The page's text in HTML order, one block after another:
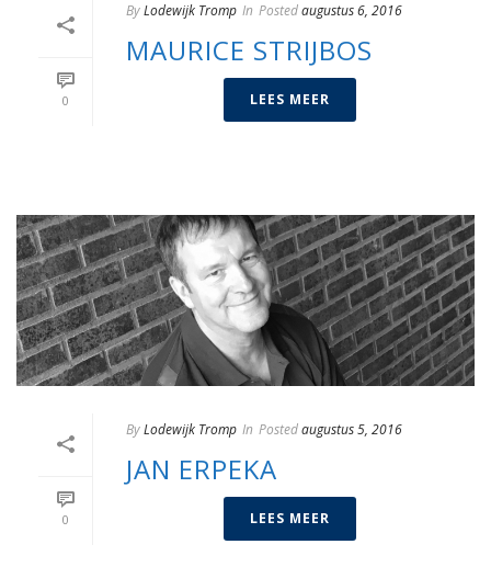
0
ByLodewijk Tromp In Postedaugustus 6, 2016
MAURICE STRIJBOS
LEES MEER
0
ByLodewijk Tromp In Postedaugustus 5, 2016
JAN ERPEKA
LEES MEER